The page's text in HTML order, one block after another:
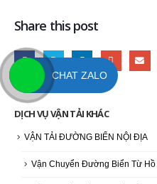
Share this post
DỊCH VỤ VẬN TẢI KHÁC
VẬN TẢI ĐƯỜNG BIỂN NỘI ĐỊA
Vận Chuyển Đường Biển Từ
CHAT ZALO